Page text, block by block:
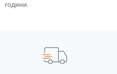
години.